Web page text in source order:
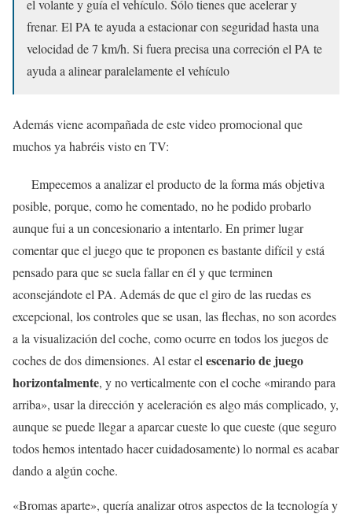
el volante y guía el vehículo. Sólo tienes que acelerar y
frenar. El PA te ayuda a estacionar con seguridad hasta una
velocidad de 7 km/h. Si fuera precisa una correción el PA te
ayuda a alinear paralelamente el vehículo
Además viene acompañada de este video promocional que
muchos ya habréis visto en TV:
Empecemos a analizar el producto de la forma más objetiva
posible, porque, como he comentado, no he podido probarlo
aunque fui a un concesionario a intentarlo. En primer lugar
comentar que el juego que te proponen es bastante difícil y está
pensado para que se suela fallar en él y que terminen
aconsejándote el PA. Además de que el giro de las ruedas es
excepcional, los controles que se usan, las flechas, no son acordes
a la visualización del coche, como ocurre en todos los juegos de
coches de dos dimensiones. Al estar el escenario de juego
horizontalmente, y no verticalmente con el coche «mirando para
arriba», usar la dirección y aceleración es algo más complicado, y,
aunque se puede llegar a aparcar cueste lo que cueste (que seguro
todos hemos intentado hacer cuidadosamente) lo normal es acabar
dando a algún coche.
«Bromas aparte», quería analizar otros aspectos de la tecnología y